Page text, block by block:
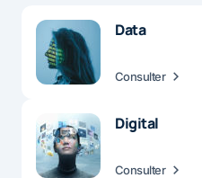
Data
Consulter
Digital
Consulter